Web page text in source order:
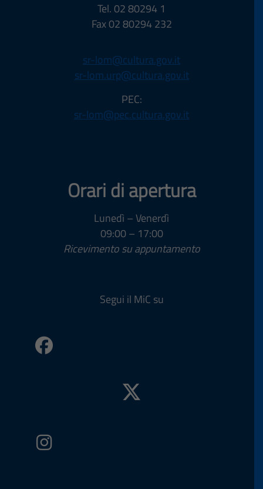
Tel. 02 80294 1
Fax 02 80294 232
sr-lom@cultura.gov.it
sr-lom.urp@cultura.gov.it
PEC:
sr-lom@pec.cultura.gov.it
Orari di apertura
Lunedì – Venerdì
09:00 – 17:00
Ricevimento su appuntamento
Segui il MiC su